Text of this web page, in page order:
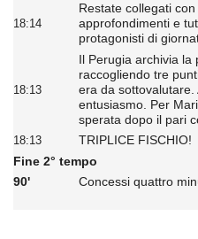
18:14
Restate collegati
approfondimenti e
protagonisti di
18:13
Il Perugia archivia la
raccogliendo tre
era da
entusiasmo. Per
sperata dopo il pari
18:13
TRIPLICE FISCHIO!
Fine 2° tempo
90'
Concessi quattro